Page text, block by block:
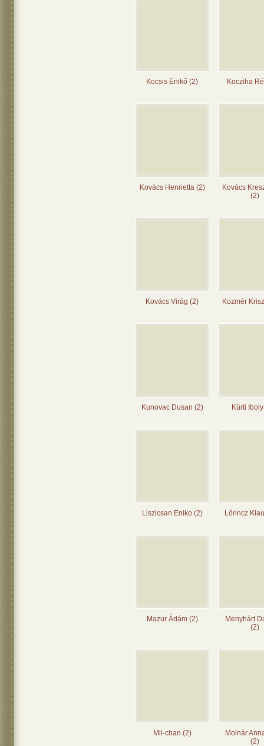
Kocsis Enikő (2) Kocziha
Kovács Henrietta (2)
Kovács
(2)
Kovács Virág (2) Kozmér
Kunovac Dusan (2) Kürti
Liszicsan Eniko (2) Lőrincz
Mazur Ádám (2)
Menyhárt
(2)
Mii-chan (2)
Molnár
(2)